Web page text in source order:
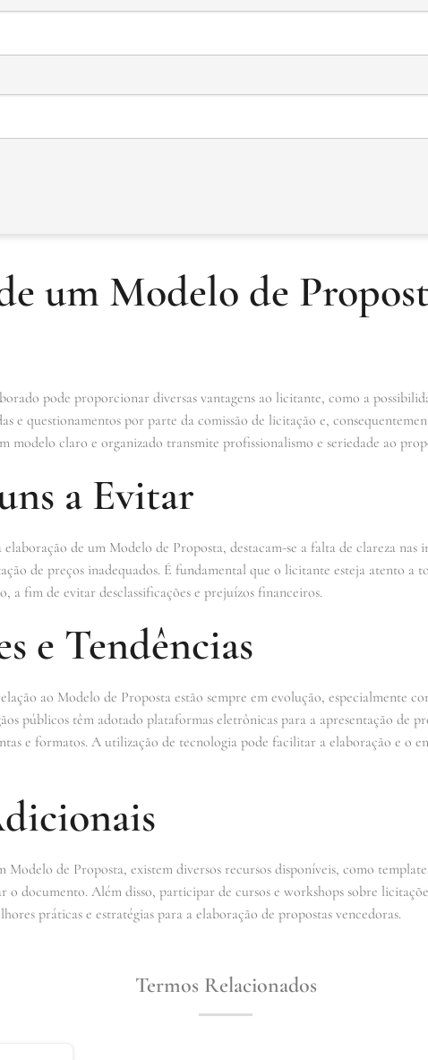
um Modelo de
pode proporcionar diversas vantagens ao licitante, como a
e questionamentos por parte da comissão de licitação e,
modelo claro e organizado transmite profissionalismo e seriedade ao
a Evitar
de um Modelo de Proposta, destacam-se a falta de clareza nas
de preços inadequados. É fundamental que o licitante esteja atento a
a fim de evitar desclassificações e prejuízos financeiros.
e Tendências
ao Modelo de Proposta estão sempre em evolução, especialmente
públicos têm adotado plataformas eletrônicas para a apresentação de
e formatos. A utilização de tecnologia pode facilitar a elaboração e o
Modelo de Proposta, existem diversos recursos disponíveis, como
o documento. Além disso, participar de cursos e workshops sobre
práticas e estratégias para a elaboração de propostas vencedoras.
Termos Relacionados